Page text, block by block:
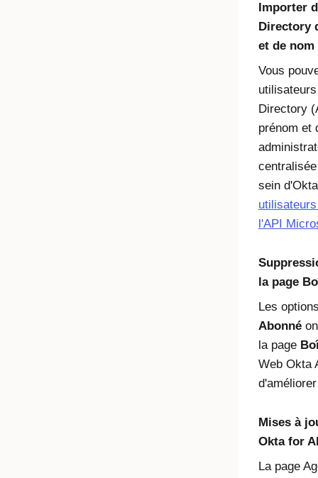
Importer
Directory
et de
Vous
Directory
prénom et
sein
l'API
la page
Les
Abonné
la page
Web Okta
Mises à
Okta for
La page